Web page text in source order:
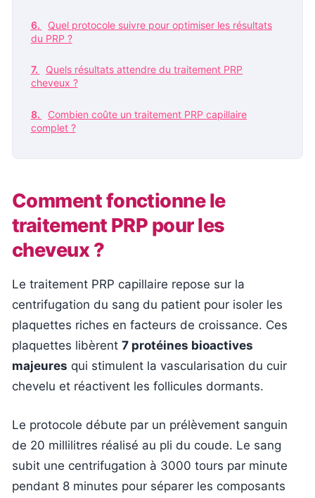
Quel protocole suivre pour optimiser les résultats
du PRP ?
Quels résultats attendre du traitement PRP
cheveux ?
Combien coûte un traitement PRP capillaire
complet ?
Comment fonctionne le
traitement PRP pour les
cheveux ?
Le traitement PRP capillaire repose sur la
centrifugation du sang du patient pour isoler les
plaquettes riches en facteurs de croissance. Ces
plaquettes libèrent 7 protéines bioactives
majeures qui stimulent la vascularisation du cuir
chevelu et réactivent les follicules dormants.
Le protocole débute par un prélèvement sanguin
de 20 millilitres réalisé au pli du coude. Le sang
subit une centrifugation à 3000 tours par minute
pendant 8 minutes pour séparer les composants